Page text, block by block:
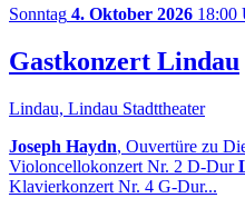
Sonntag 4. Oktober 2026 18:00
Gastkonzert Lindau
Lindau, Lindau Stadttheater
Joseph Haydn, Ouvertüre zu
Violoncellokonzert Nr. 2 D-Dur
Klavierkonzert Nr. 4 G-Dur...